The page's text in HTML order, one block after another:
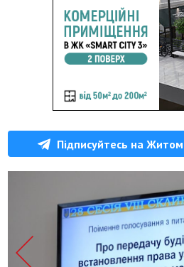
Підписуйтесь на